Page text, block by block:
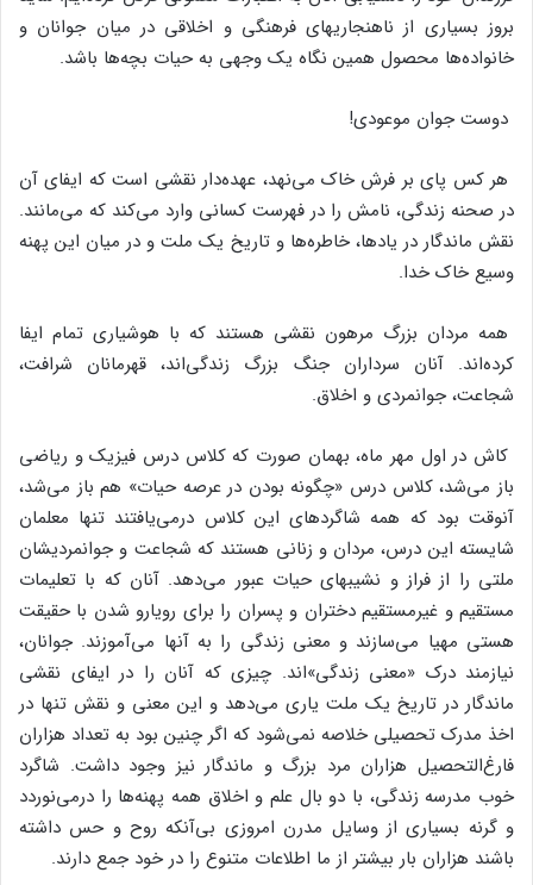
بروز بسیاری‌ از ناهنجاریهای‌ فرهنگی‌ و اخلاقی‌ در میان‌ جوانان‌ و
خانواده‌ها محصول‌ همین‌ نگاه‌ یک‌ وجهی‌ به‌ حیات‌ بچه‌ها باشد.
دوست‌ جوان‌ موعودی‌!
هر کس‌ پای‌ بر فرش‌ خاک‌ می‌نهد، عهده‌دار نقشی‌ است‌ که‌ ایفای‌ آن‌
در صحنه‌ زندگی‌، نامش‌ را در فهرست‌ کسانی‌ وارد می‌کند که‌ می‌مانند.
نقش‌ ماندگار در یادها، خاطره‌ها و تاریخ‌ یک‌ ملت‌ و در میان‌ این‌ پهنه‌
وسیع‌ خاک‌ خدا.
همه‌ مردان‌ بزرگ‌ مرهون‌ نقشی‌ هستند که‌ با هوشیاری‌ تمام‌ ایفا
کرده‌اند. آنان‌ سرداران‌ جنگ‌ بزرگ‌ زندگی‌اند، قهرمانان‌ شرافت‌،
شجاعت‌، جوانمردی‌ و اخلاق‌.
کاش‌ در اول‌ مهر ماه‌، بهمان‌ صورت‌ که‌ کلاس‌ درس‌ فیزیک‌ و ریاضی‌
باز می‌شد، کلاس‌ درس‌ «چگونه‌ بودن‌ در عرصه‌ حیات‌» هم‌ باز می‌شد،
آنوقت‌ بود که‌ همه‌ شاگردهای‌ این‌ کلاس‌ درمی‌یافتند تنها معلمان‌
شایسته‌ این‌ درس‌، مردان‌ و زنانی‌ هستند که‌ شجاعت‌ و جوانمردیشان‌
ملتی‌ را از فراز و نشیبهای‌ حیات‌ عبور می‌دهد. آنان‌ که‌ با تعلیمات‌
مستقیم‌ و غیرمستقیم‌ دختران‌ و پسران‌ را برای‌ رویارو شدن‌ با حقیقت‌
هستی‌ مهیا می‌سازند و معنی‌ زندگی‌ را به‌ آنها می‌آموزند. جوانان‌،
نیازمند درک‌ «معنی‌ زندگی‌»اند. چیزی‌ که‌ آنان‌ را در ایفای‌ نقشی‌
ماندگار در تاریخ‌ یک‌ ملت‌ یاری‌ می‌دهد و این‌ معنی‌ و نقش‌ تنها در
اخذ مدرک‌ تحصیلی‌ خلاصه‌ نمی‌شود که‌ اگر چنین‌ بود به‌ تعداد هزاران‌
فارغ‌التحصیل‌ هزاران‌ مرد بزرگ‌ و ماندگار نیز وجود داشت‌. شاگرد
خوب‌ مدرسه‌ زندگی‌، با دو بال‌ علم‌ و اخلاق‌ همه‌ پهنه‌ها را درمی‌نوردد
و گرنه‌ بسیاری‌ از وسایل‌ مدرن‌ امروزی‌ بی‌آنکه‌ روح‌ و حس‌ داشته‌
باشند هزاران‌ بار بیشتر از ما اطلاعات‌ متنوع‌ را در خود جمع‌ دارند.